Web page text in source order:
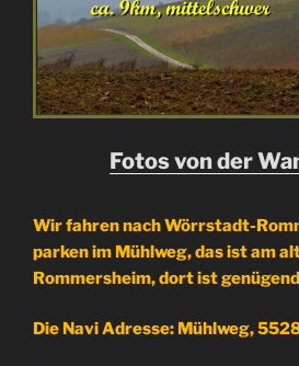
Fotos von der
Wir fahren nach Wörrstadt-
parken im Mühlweg, das ist am
Rommersheim, dort ist
Die Navi Adresse: Mühlweg,